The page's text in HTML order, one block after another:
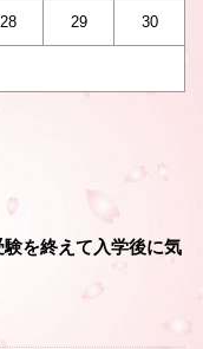
28 29 30
を終えて入学後に気